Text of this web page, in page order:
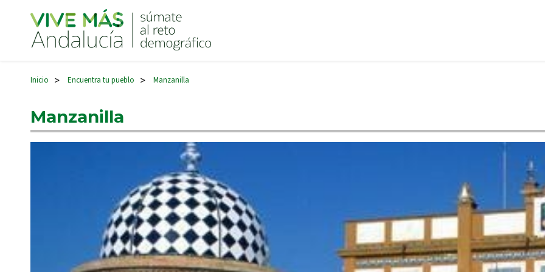
Navegación principal
Inicio > Encuentra tu pueblo > Manzanilla
Manzanilla